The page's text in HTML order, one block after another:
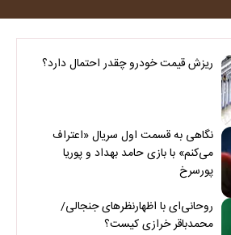
ریزش قیمت خودرو چقدر احتمال دارد؟
نگاهی به قسمت اول سریال «اعتراف
می‌کنم» با بازی حامد بهداد و پوریا
پورسرخ
روحانی‌ای با اظهارنظرهای جنجالی/
محمدباقر خرازی کیست؟